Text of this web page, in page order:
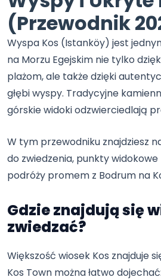
(Przewodnik
Wyspa Kos (Istanköy) jest
na Morzu Egejskim nie tylko
plażom, ale także dzięki
głębi wyspy. Tradycyjne
górskie widoki odzwierciedlają
W tym przewodniku znajdziesz
do zwiedzenia, punkty widokowe
podróży promem z Bodrum na
Gdzie znajdują się
zwiedzać?
Większość wiosek Kos znajduje
Kos Town można łatwo dojechać: